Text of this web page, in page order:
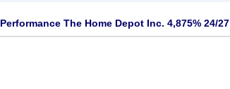
Performance The Home Depot Inc. 4,875% 24/27